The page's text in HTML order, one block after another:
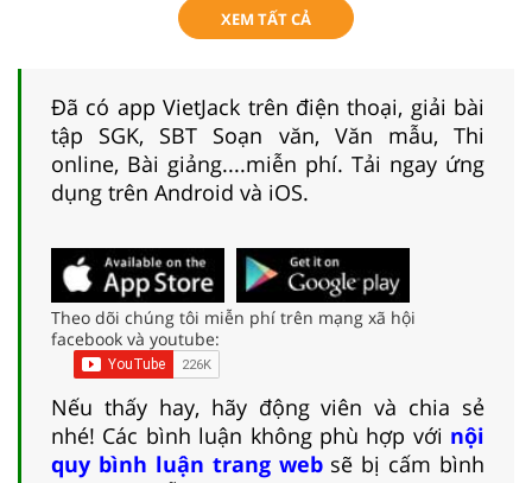
XEM TẤT CẢ
Đã có app VietJack trên điện thoại, giải bài
tập SGK, SBT Soạn văn, Văn mẫu, Thi
online, Bài giảng....miễn phí. Tải ngay ứng
dụng trên Android và iOS.
Theo dõi chúng tôi miễn phí trên mạng xã hội
facebook và youtube:
Nếu thấy hay, hãy động viên và chia sẻ
nhé! Các bình luận không phù hợp với nội
quy bình luận trang websẽ bị cấm bình